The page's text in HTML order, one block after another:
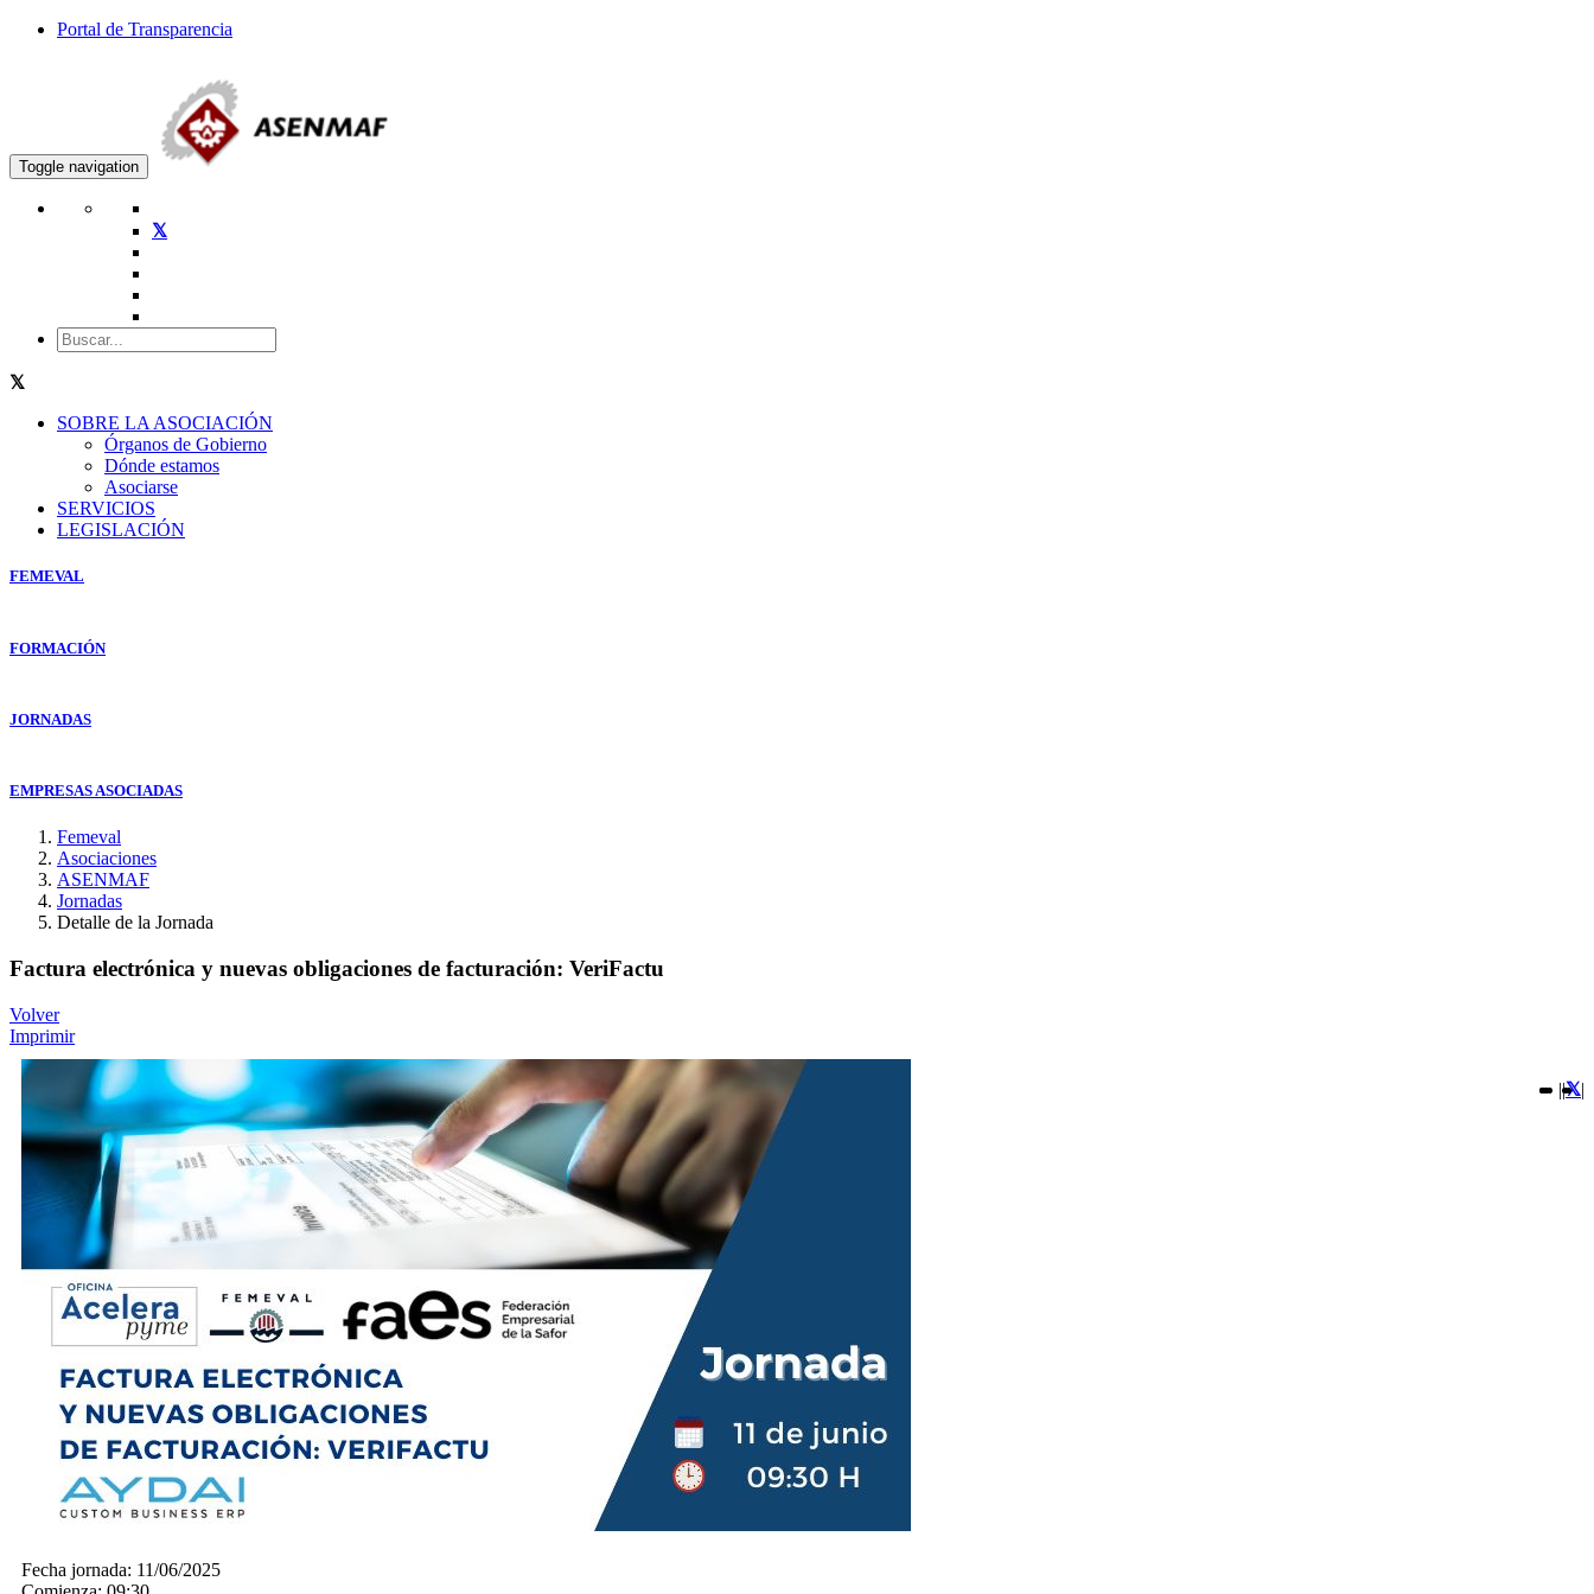
Portal de Transparencia
Toggle navigation
SOBRE LA ASOCIACIÓN
Órganos de Gobierno
Dónde estamos
Asociarse
SERVICIOS
LEGISLACIÓN
FEMEVAL
FORMACIÓN
JORNADAS
EMPRESAS ASOCIADAS
Femeval
Asociaciones
ASENMAF
Jornadas
Detalle de la Jornada
Factura electrónica y nuevas obligaciones de facturación: VeriFactu
Volver
Imprimir
|| |
Fecha jornada: 11/06/2025